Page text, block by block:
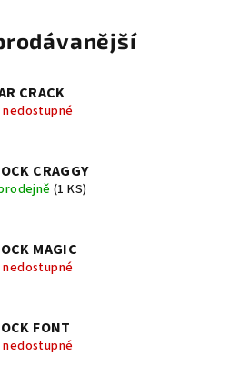
CRACK
CRAGGY
(1 KS)
MAGIC
FONT